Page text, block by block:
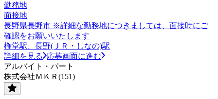
勤務地
面接地
長野県長野市 ※詳細な勤務地につきましては、面接時にご
確認をお願いいたします
権堂駅、長野(ＪＲ・しなの)駅
詳細を見る
応募画面に進む
アルバイト・パート
株式会社ＭＫＲ(151)